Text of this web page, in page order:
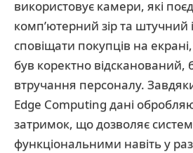
використовує камери, які
комп’ютерний зір та штучний
сповіщати покупців на
був коректно відсканований,
втручання персоналу.
Edge Computing дані
затримок, що дозволяє
функціональними навіть у